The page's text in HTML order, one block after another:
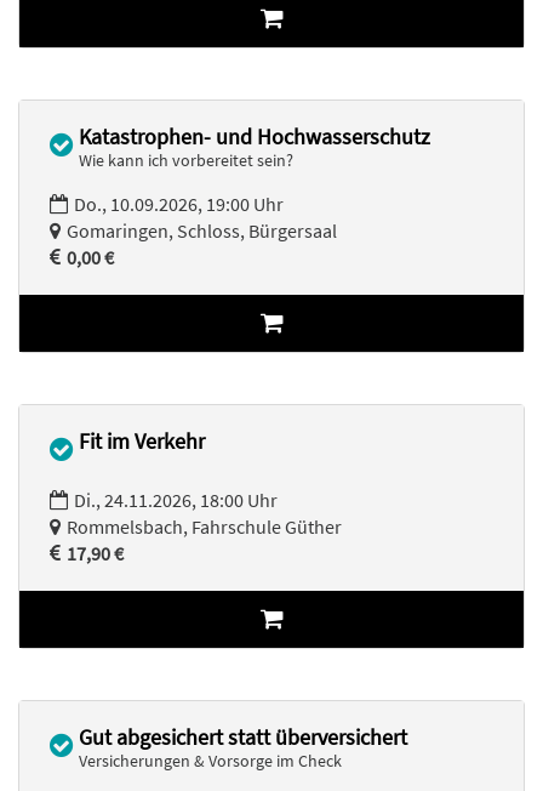
Katastrophen- und Hochwasserschutz
Wie kann ich vorbereitet sein?
Do., 10.09.2026, 19:00 Uhr
Gomaringen, Schloss, Bürgersaal
0,00 €
Fit im Verkehr
Di., 24.11.2026, 18:00 Uhr
Rommelsbach, Fahrschule Güther
17,90 €
Gut abgesichert statt überversichert
Versicherungen & Vorsorge im Check